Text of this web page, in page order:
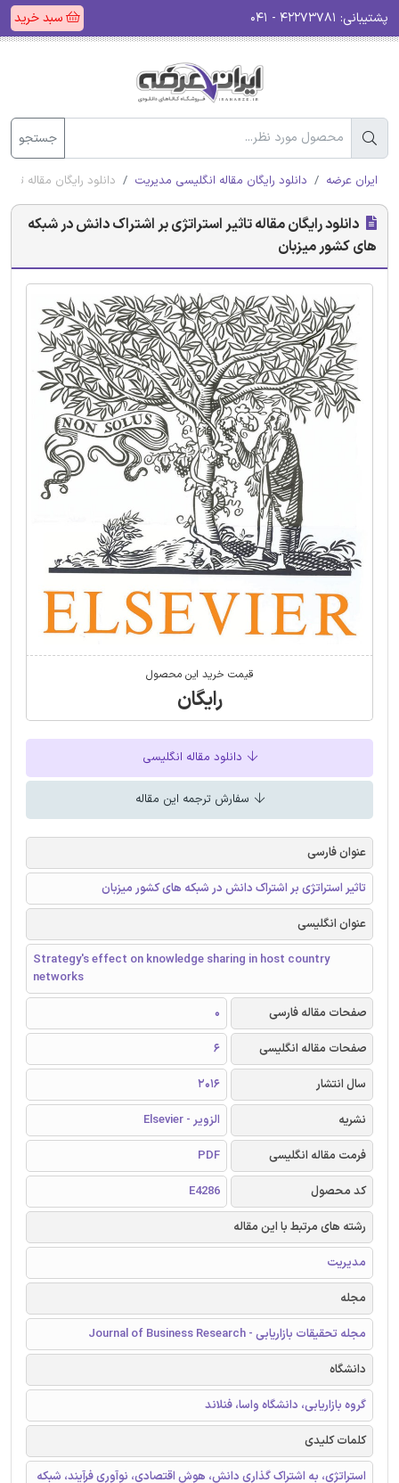
پشتیبانی: سبد خرید
جستجو
ایران عرضه دانلود رایگان مقاله انگلیسی مدیریت دانلود رایگان مقاله
دانلود رایگان مقاله تاثیر استراتژی بر اشتراک دانش در شبکه
های کشور میزبان
قیمت خرید این محصول
رایگان
دانلود مقاله انگلیسی
سفارش ترجمه این مقاله
عنوان فارسی
تاثیر استراتژی بر اشتراک دانش در شبکه های کشور میزبان
عنوان انگلیسی
Strategy's effect on knowledge sharing in host country
networks
صفحات مقاله فارسی
0
صفحات مقاله انگلیسی
6
سال انتشار
2016
نشریه
الزویر - Elsevier
فرمت مقاله انگلیسی
PDF
کد محصول
E4286
رشته های مرتبط با این مقاله
مدیریت
مجله
مجله تحقیقات بازاریابی - Journal of Business Research
دانشگاه
گروه بازاریابی، دانشگاه واسا، فنلاند
کلمات کلیدی
استراتژی، به اشتراک گذاری دانش، هوش اقتصادی، نوآوری فرآیند، شبکه